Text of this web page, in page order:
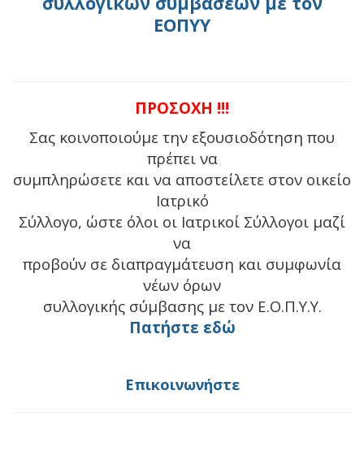
ΕΟΠΥΥ
ΠΡΟΣΟΧΗ !!!
Σας κοινοποιούμε την εξουσιοδότηση που
πρέπει να
συμπληρώσετε και να αποστείλετε στον οικείο
Ιατρικό
Σύλλογο, ώστε όλοι οι Ιατρικοί Σύλλογοι μαζί
να
προβούν σε διαπραγμάτευση και συμφωνία
νέων όρων
συλλογικής σύμβασης με τον Ε.Ο.Π.Υ.Υ.
Πατήστε εδώ
Επικοινωνήστε